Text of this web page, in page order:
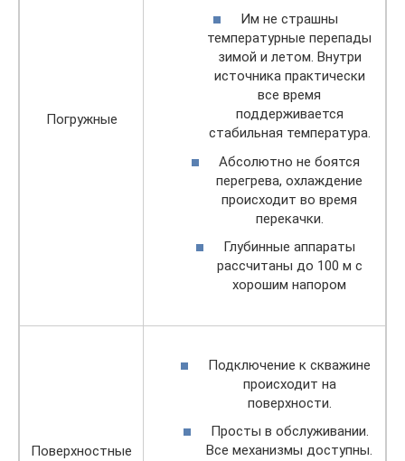
Погружные
Им не страшны
температурные перепады
зимой и летом. Внутри
источника практически
все время
поддерживается
стабильная температура.
Абсолютно не боятся
перегрева, охлаждение
происходит во время
перекачки.
Глубинные аппараты
рассчитаны до 100 м с
хорошим напором
Поверхностные
Подключение к скважине
происходит на
поверхности.
Просты в обслуживании.
Все механизмы доступны.